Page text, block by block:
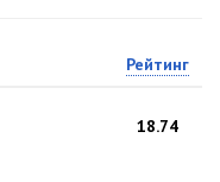
Рейтинг
18.74